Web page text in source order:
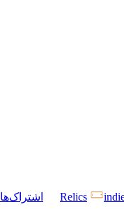
Relics اشتراک‌ها